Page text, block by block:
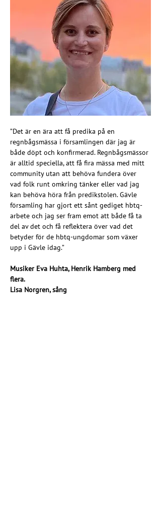
”Det är en ära att få predika på en
regnbågsmässa i församlingen där jag är
både döpt och konfirmerad. Regnbågsmässor
är alltid speciella, att få fira mässa med mitt
community utan att behöva fundera över
vad folk runt omkring tänker eller vad jag
kan behöva höra från predikstolen. Gävle
församling har gjort ett sånt gediget hbtq-
arbete och jag ser fram emot att både få ta
del av det och få reflektera över vad det
betyder för de hbtq-ungdomar som växer
upp i Gävle idag.”
Musiker Eva Huhta, Henrik Hamberg med
flera.
Lisa Norgren, sång